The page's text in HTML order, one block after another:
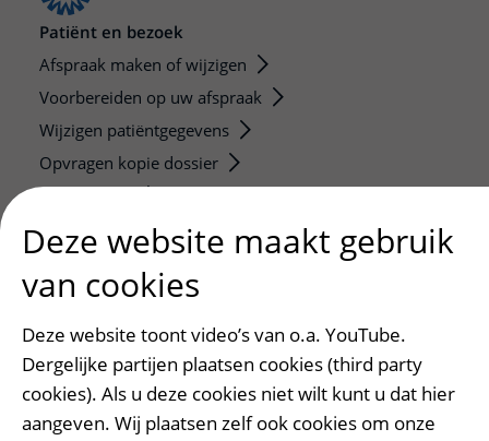
Patiënt en bezoek
Afspraak maken of wijzigen
Voorbereiden op uw afspraak
Wijzigen patiëntgegevens
Opvragen kopie dossier
Onderwijs en onderzoek
Onze opleidingen
Stage en opleidingsplaatsen
Research
Strategic programs
Deze website maakt gebruik
van cookies
Deze website toont video’s van o.a. YouTube.
Dergelijke partijen plaatsen cookies (third party
cookies). Als u deze cookies niet wilt kunt u dat hier
aangeven. Wij plaatsen zelf ook cookies om onze